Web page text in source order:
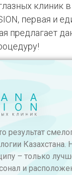
клиник
первая и
предлагает
результат
Казахстана.
– только
и